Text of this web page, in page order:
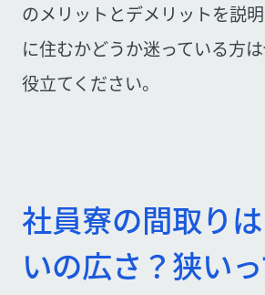
のメリットとデメリットを説
に住むかどうか迷っている方
役立てください。
社員寮の間取り
いの広さ？狭い